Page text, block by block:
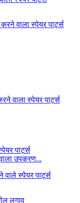
उपकरण...